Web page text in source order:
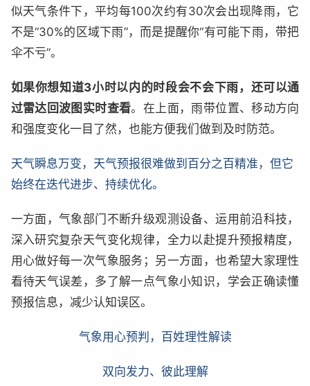
似天气条件下，平均每100次约有30次会出现降雨，它
不是“30%的区域下雨”，而是提醒你“有可能下雨，带把
伞不亏”。
如果你想知道3小时以内的时段会不会下雨，还可以通
过雷达回波图实时查看。在上面，雨带位置、移动方向
和强度变化一目了然，也能方便我们做到及时防范。
天气瞬息万变， 天气预报很难做到百分之百精准，但它
始终在迭代进步、持续优化。
一方面，气象部门不断升级观测设备、运用前沿科技，
深入研究复杂天气变化规律，全力以赴提升预报精度，
用心做好每一次气象服务；另一方面，也希望大家理性
看待天气误差，多了解一点气象小知识，学会正确读懂
预报信息，减少认知误区。
气象用心预判，百姓理性解读
双向发力、彼此理解